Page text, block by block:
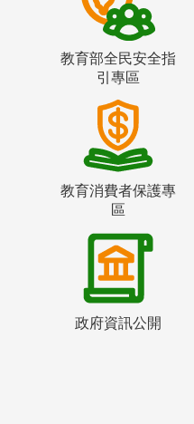
教育部全民安全指
引專區
教育消費者保護專
區
政府資訊公開